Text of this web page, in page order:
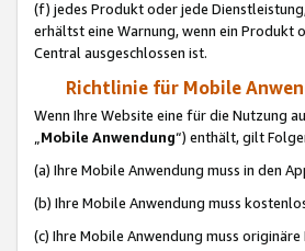
(f) jedes Produkt oder jede
erhältst eine Warnung, wenn ein Produkt
Central ausgeschlossen ist.
Richtlinie für Mobile
Wenn Ihre Website eine für die Nutzung
„Mobile Anwendung“) enthält, gilt
(a) Ihre Mobile Anwendung muss in den
(b) Ihre Mobile Anwendung muss
(c) Ihre Mobile Anwendung muss originäre